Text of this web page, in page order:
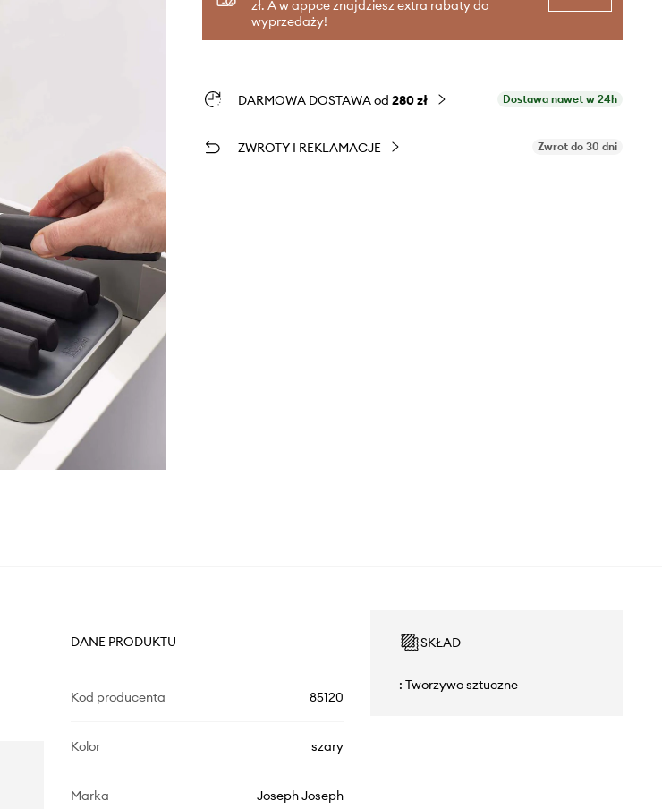
zł. A w appce znajdziesz extra rabaty do
wyprzedaży!
DARMOWA DOSTAWA od 280 zł Dostawa nawet w 24h
ZWROTY I REKLAMACJE Zwrot do 30 dni
DANE PRODUKTU
Kod producenta 85120
Kolor szary
Marka Joseph Joseph
SKŁAD
: Tworzywo sztuczne